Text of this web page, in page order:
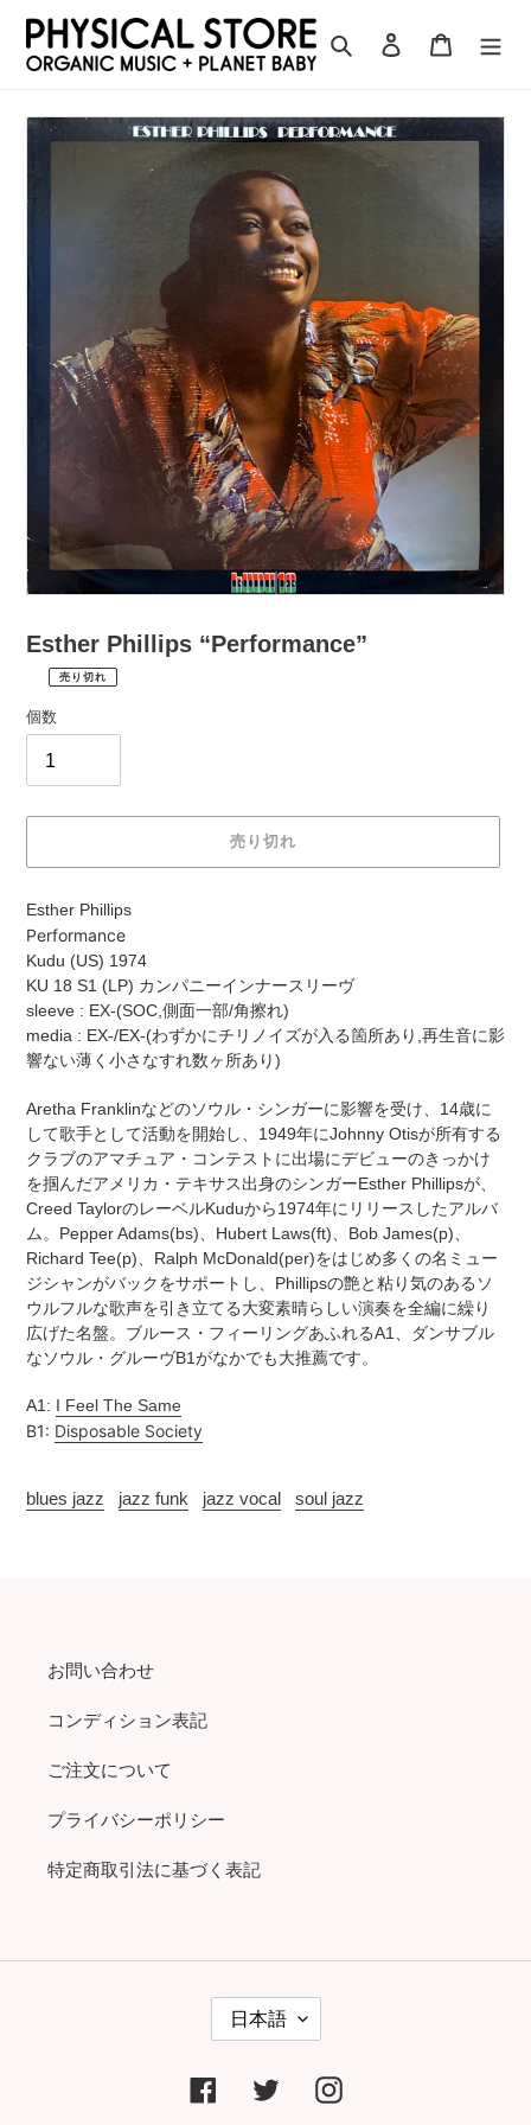
検索 ログインカート
Esther Phillips “Performance”
常
価
格
¥2,200
売り切れ
税
込
送
手
続
き
時
に
計
算
れ
ま
す
コ
ン
デ
ィ
シ
ョ
ン
表
に
つ
個数
売り切れ
カ
ー
ト
に
商
を
加
す
る
Esther Phillips
Performance
Kudu (US) 1974
KU 18 S1 (LP) カンパニーインナースリーヴ
sleeve : EX-(SOC,側面一部/角擦れ)
media : EX-/EX-(わずかにチリノイズが入る箇所あり,再生音に影
響ない薄く小さなすれ数ヶ所あり)
Aretha Franklinなどのソウル・シンガーに影響を受け、14歳に
して歌手として活動を開始し、1949年にJohnny Otisが所有する
クラブのアマチュア・コンテストに出場にデビューのきっかけ
を掴んだアメリカ・テキサス出身のシンガーEsther Phillipsが、
Creed TaylorのレーベルKuduから1974年にリリースしたアルバ
ム。Pepper Adams(bs)、Hubert Laws(ft)、Bob James(p)、
Richard Tee(p)、Ralph McDonald(per)をはじめ多くの名ミュー
ジシャンがバックをサポートし、Phillipsの艶と粘り気のあるソ
ウルフルな歌声を引き立てる大変素晴らしい演奏を全編に繰り
広げた名盤。ブルース・フィーリングあふれるA1、ダンサブル
なソウル・グルーヴB1がなかでも大推薦です。
A1: I Feel The Same
B1: Disposable Society
blues jazz jazz funk jazz vocal soul jazz
お問い合わせ
コンディション表記
ご注文について
プライバシーポリシー
特定商取引法に基づく表記
日本語
FacebookTwitter Instagram